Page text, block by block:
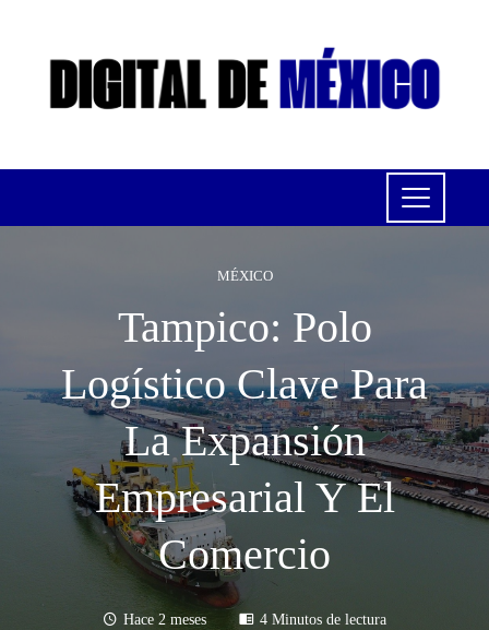
MÉXICO
Tampico: Polo
Logístico Clave Para
La Expansión
Empresarial Y El
Comercio
Hace 2 meses 4 Minutos de lectura